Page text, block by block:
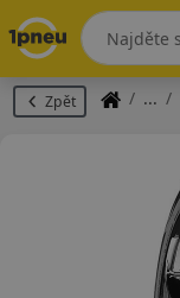
Zpět